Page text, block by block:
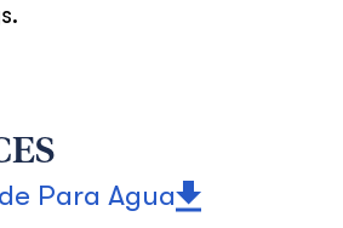
Para Agua